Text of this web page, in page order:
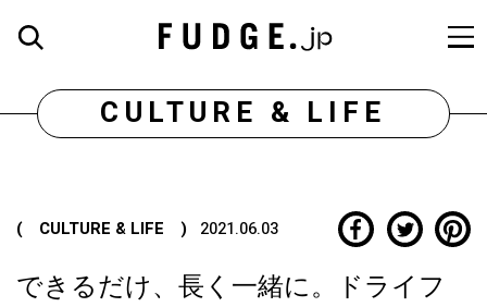
CULTURE & LIFE
( CULTURE & LIFE ) 2021.06.03
できるだけ、長く一緒に。ドライフ